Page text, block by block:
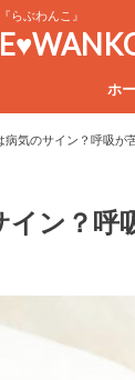
らぶわんこ』
ホ
病気のサイン？呼吸が
イン？呼